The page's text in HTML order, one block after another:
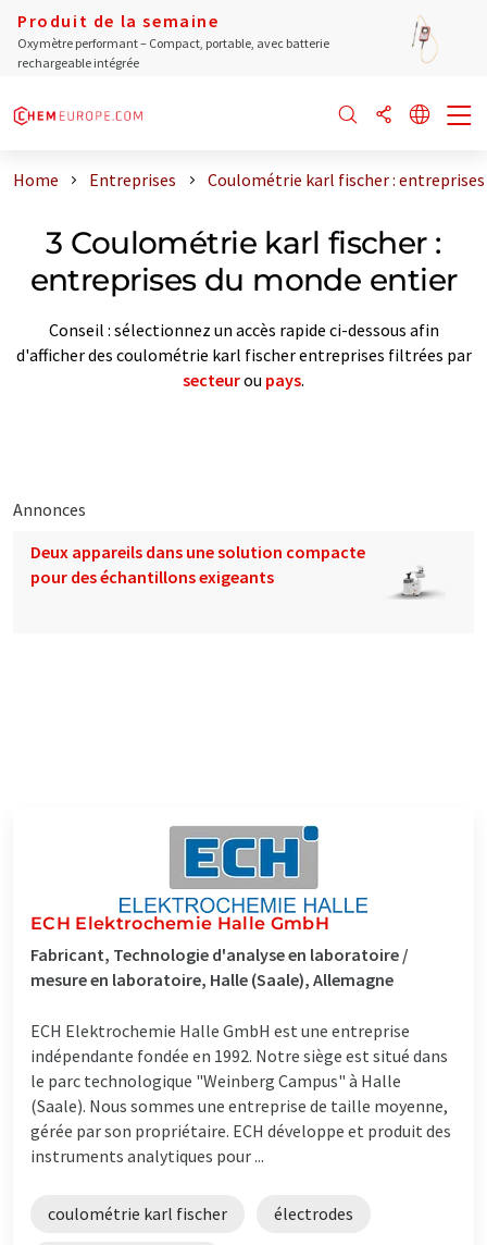
Produit de la semaine
Oxymètre performant – Compact, portable, avec batterie
rechargeable intégrée
Home Entreprises Coulométrie karl fischer :
3 Coulométrie karl fischer :
entreprises du monde entier
Conseil : sélectionnez un accès rapide ci-dessous afin
d'afficher des coulométrie karl fischer entreprises filtrées par
secteurou pays.
Annonces
Deux appareils dans une solution compacte
pour des échantillons exigeants
ECH Elektrochemie Halle GmbH
Fabricant, Technologie d'analyse en laboratoire /
mesure en laboratoire, Halle (Saale), Allemagne
ECH Elektrochemie Halle GmbH est une entreprise
indépendante fondée en 1992. Notre siège est situé dans
le parc technologique "Weinberg Campus" à Halle
(Saale). Nous sommes une entreprise de taille moyenne,
gérée par son propriétaire. ECH développe et produit des
instruments analytiques pour ...
coulométrie karl fischer électrodes